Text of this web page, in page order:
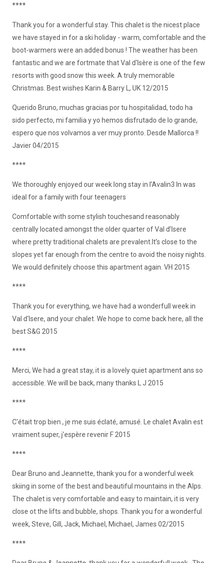
****
Thank you for a wonderful stay. This chalet is the nicest place
we have stayed in for a ski holiday - warm, comfortable and the
boot-warmers were an added bonus ! The weather has been
fantastic and we are fortmate that Val d'Isère is one of the few
resorts with good snow this week. A truly memorable
Christmas. Best wishes Karin & Barry L, UK 12/2015
Querido Bruno, muchas gracias por tu hospitalidad, todo ha
sido perfecto, mi familia y yo hemos disfrutado de lo grande,
espero que nos volvamos a ver muy pronto. Desde Mallorca !!
Javier 04/2015
****
We thoroughly enjoyed our week long stay in l’Avalin3 In was
ideal for a family with four teenagers
Comfortable with some stylish touchesand reasonably
centrally located amongst the older quarter of Val d’Isere
where pretty traditional chalets are prevalent.It’s close to the
slopes yet far enough from the centre to avoid the noisy nights.
We would definitely choose this apartment again. VH 2015
****
Thank you for everything, we have had a wonderfull week in
Val d'Isere, and your chalet. We hope to come back here, all the
best S&G 2015
****
Merci, We had a great stay, it is a lovely quiet apartment ans so
accessible. We will be back, many thanks L J 2015
****
C'était trop bien , je me suis éclaté, amusé. Le chalet Avalin est
vraiment super, j'espère revenir F 2015
****
Dear Bruno and Jeannette, thank you for a wonderful week
skiing in some of the best and beautiful mountains in the Alps.
The chalet is very comfortable and easy to maintain, it is very
close ot the lifts and bubble, shops. Thank you for a wonderful
week, Steve, Gill, Jack, Michael, Michael, James 02/2015
****